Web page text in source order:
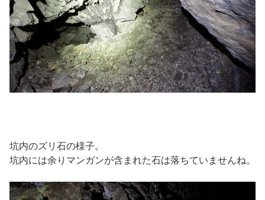
坑内のズリ石の様子。
坑内には余りマンガンが含まれた石は落ちていませんね。